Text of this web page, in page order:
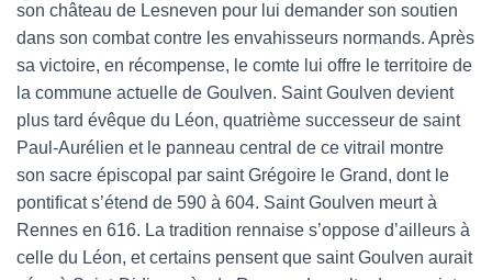
son château de Lesneven pour lui demander son soutien
dans son combat contre les envahisseurs normands. Après
sa victoire, en récompense, le comte lui offre le territoire de
la commune actuelle de Goulven. Saint Goulven devient
plus tard évêque du Léon, quatrième successeur de saint
Paul-Aurélien et le panneau central de ce vitrail montre
son sacre épiscopal par saint Grégoire le Grand, dont le
pontificat s’étend de 590 à 604. Saint Goulven meurt à
Rennes en 616. La tradition rennaise s’oppose d’ailleurs à
celle du Léon, et certains pensent que saint Goulven aurait